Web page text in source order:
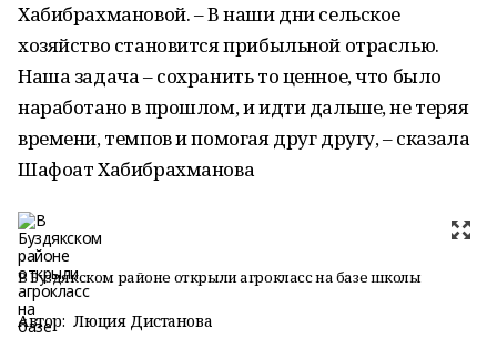
Хабибрахмановой. – В наши дни сельское
хозяйство становится прибыльной отраслью.
Наша задача – сохранить то ценное, что было
наработано в прошлом, и идти дальше, не теряя
времени, темпов и помогая друг другу, – сказала
Шафоат Хабибрахманова
В Буздякском районе открыли агрокласс на базе школы
Автор: Люция Дистанова